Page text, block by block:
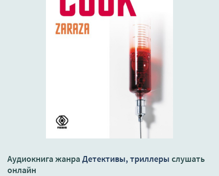
Аудиокнига жанра Детективы, триллеры слушать
онлайн